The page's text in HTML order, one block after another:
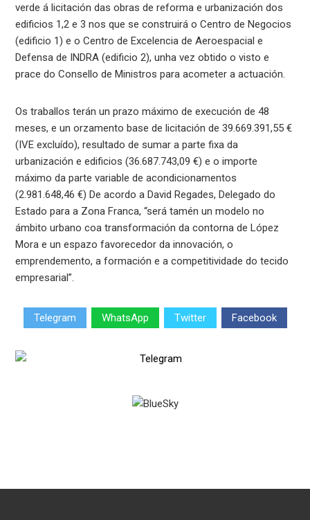
verde á licitación das obras de reforma e urbanización dos
edificios 1,2 e 3 nos que se construirá o Centro de Negocios
(edificio 1) e o Centro de Excelencia de Aeroespacial e
Defensa de INDRA (edificio 2), unha vez obtido o visto e
prace do Consello de Ministros para acometer a actuación.
Os traballos terán un prazo máximo de execución de 48
meses, e un orzamento base de licitación de 39.669.391,55 €
(IVE excluído), resultado de sumar a parte fixa da
urbanización e edificios (36.687.743,09 €) e o importe
máximo da parte variable de acondicionamentos
(2.981.648,46 €) De acordo a David Regades, Delegado do
Estado para a Zona Franca, “será tamén un modelo no
ámbito urbano coa transformación da contorna de López
Mora e un espazo favorecedor da innovación, o
emprendemento, a formación e a competitividade do tecido
empresarial”.
Telegram WhatsApp Twitter Facebook